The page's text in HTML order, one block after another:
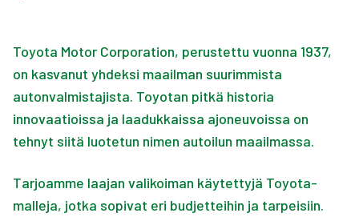
Toyota Motor Corporation, perustettu vuonna 1937,
on kasvanut yhdeksi maailman suurimmista
autonvalmistajista. Toyotan pitkä historia
innovaatioissa ja laadukkaissa ajoneuvoissa on
tehnyt siitä luotetun nimen autoilun maailmassa.
Tarjoamme laajan valikoiman käytettyjä Toyota-
malleja, jotka sopivat eri budjetteihin ja tarpeisiin.